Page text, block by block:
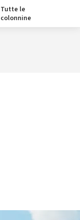
Tutte le
colonnine